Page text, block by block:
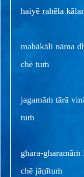
haiyē rahēla
mahākālī nāma
chē tuṁ
jagamāṁ tārā
tuṁ
ghara-
chē jāṇītuṁ